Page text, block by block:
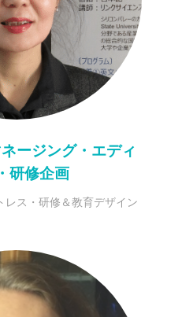
ージング・エディ
研修企画
レス・研修＆教育デザイン